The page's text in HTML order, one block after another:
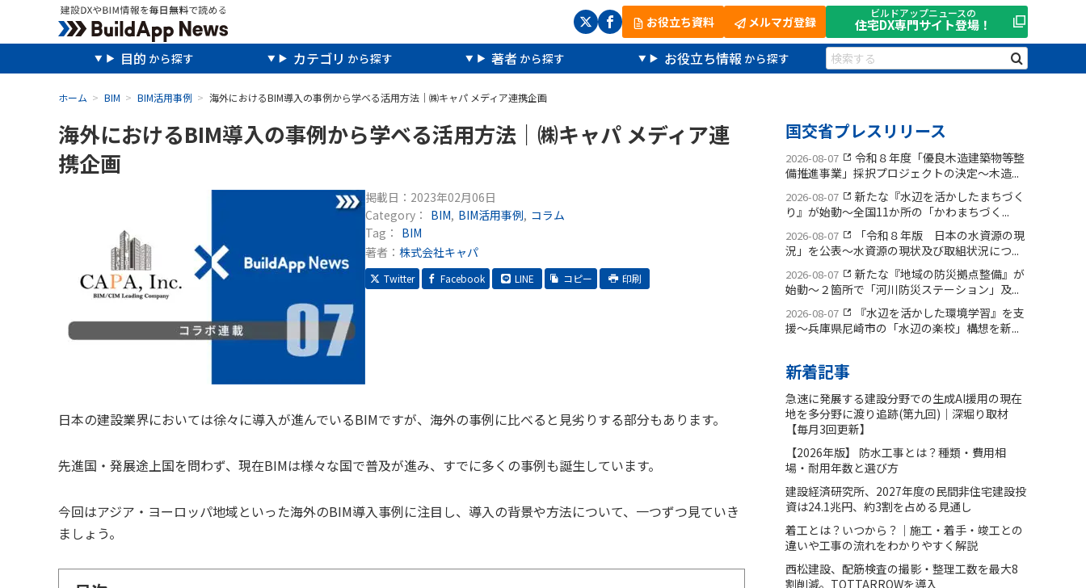
お役立ち資料 メルマガ登録
ビルドアップニュースの
住宅DX専門サイト登場！
目的 カテゴリ 著者 お役立ち情報
ホーム BIM BIM活用事例 海外におけるBIM導入の事例から学ベる活用方法｜㈱キャパ メディア連携企画
海外におけるBIM導入の事例から学ベる活用方法｜㈱キャパ メディア連
携企画
掲載日： 2023年02月06日
Category： BIM BIM活用事例 コラム
Tag： BIM
著者： 株式会社キャパ
Twitter Facebook LINE コピー 印刷
日本の建設業界においては徐々に導入が進んでいるBIMですが、海外の事例に比べると見劣りする部分もあります。
先進国・発展途上国を問わず、現在BIMは様々な国で普及が進み、すでに多くの事例も誕生しています。
今回はアジア・ヨーロッパ地域といった海外のBIM導入事例に注目し、導入の背景や方法について、一つずつ見ていき
ましょう。
国交省プレスリリース
2026-08-07
令和８年度「優良木造建築物等整
備推進事業」採択プロジェクトの決定〜木造...
2026-08-07
新たな『水辺を活かしたまちづく
り』が始動〜全国11か所の「かわまちづく...
2026-08-07
「令和８年版 日本の水資源の現
況」を公表〜水資源の現状及び取組状況につ...
2026-08-07
新たな『地域の防災拠点整備』が
始動〜２箇所で「河川防災ステーション」及...
2026-08-07
『水辺を活かした環境学習』を支
援〜兵庫県尼崎市の「水辺の楽校」構想を新...
新着記事
急速に発展する建設分野での生成AI援用の現在
地を多分野に渡り追跡(第九回)｜深堀り取材
【毎月3回更新】
【2026年版】 防水工事とは？種類・費用相
場・耐用年数と選び方
建設経済研究所、2027年度の民間非住宅建設投
資は24.1兆円、約3割を占める見通し
着工とは？いつから？｜施工・着手・竣工との
違いや工事の流れをわかりやすく解説
西松建設、配筋検査の撮影・整理工数を最大8
割削減。TOTTARROWを導入